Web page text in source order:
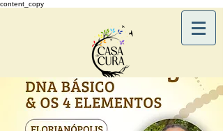
content_copy